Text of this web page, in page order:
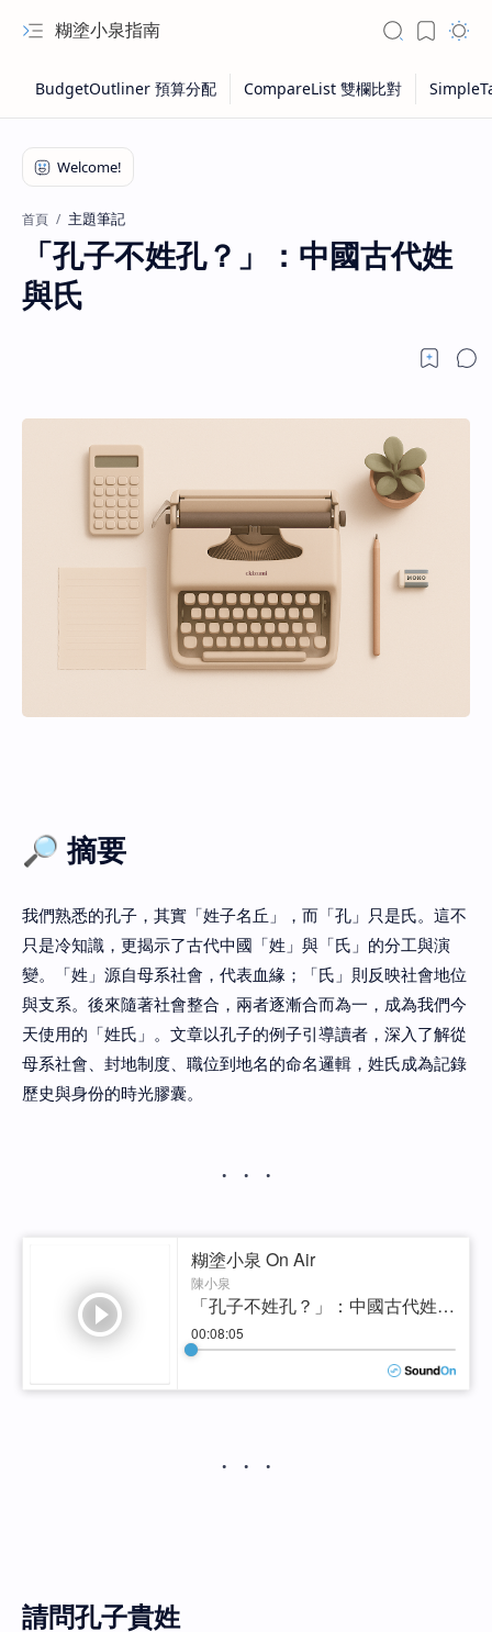
糊塗小泉指南
首頁 主題筆記
「孔子不姓孔？」：中國古代姓
與氏
🔎 摘要
我們熟悉的孔子，其實「姓子名丘」，而「孔」只是氏。這不
只是冷知識，更揭示了古代中國「姓」與「氏」的分工與演
變。「姓」源自母系社會，代表血緣；「氏」則反映社會地位
與支系。後來隨著社會整合，兩者逐漸合而為一，成為我們今
天使用的「姓氏」。文章以孔子的例子引導讀者，深入了解從
母系社會、封地制度、職位到地名的命名邏輯，姓氏成為記錄
歷史與身份的時光膠囊。
請問孔子貴姓